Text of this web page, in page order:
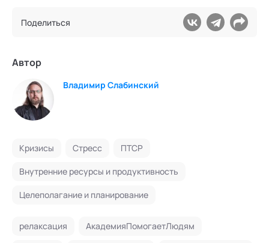
Поделиться
Автор
Владимир Слабинский
Кризисы Стресс ПТСР
Внутренние ресурсы и продуктивность
Целеполагание и планирование
релаксация АкадемияПомогаетЛюдям